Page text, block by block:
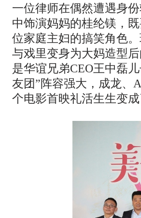
一位律师在偶然遭遇身
中饰演妈妈的桂纶镁，
位家庭主妇的搞笑角色
与戏里变身为大妈造型
是华谊兄弟CEO王中磊
友团”阵容强大，成龙、
个电影首映礼活生生变